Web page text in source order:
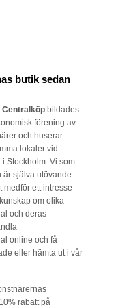
butik sedan
Centralköp bildades
förening av
och huserar
lokaler vid
i Stockholm. Vi som
är själva utövande
medför ett intresse
om olika
och deras
online och få
eller hämta ut i vår
rabatt på